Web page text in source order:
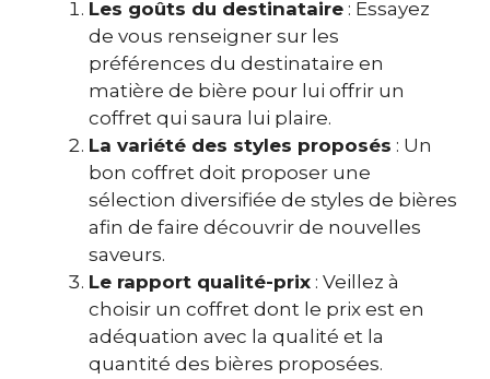
Les goûts du destinataire : Essayez
de vous renseigner sur les
préférences du destinataire en
matière de bière pour lui offrir un
coffret qui saura lui plaire.
La variété des styles proposés : Un
bon coffret doit proposer une
sélection diversifiée de styles de bières
afin de faire découvrir de nouvelles
saveurs.
Le rapport qualité-prix : Veillez à
choisir un coffret dont le prix est en
adéquation avec la qualité et la
quantité des bières proposées.